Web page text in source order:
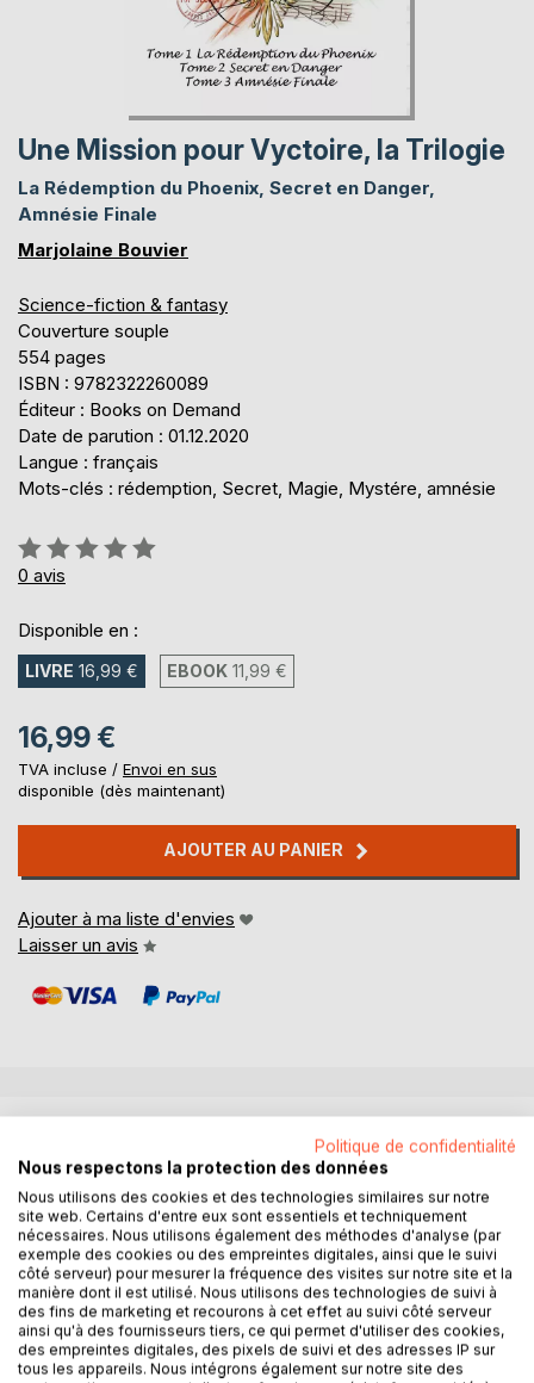
Une Mission pour Vyctoire, la Trilogie
La Rédemption du Phoenix, Secret en Danger,
Amnésie Finale
Marjolaine Bouvier
Science-fiction & fantasy
Couverture souple
554 pages
ISBN : 9782322260089
Éditeur : Books on Demand
Date de parution : 01.12.2020
Langue : français
Mots-clés : rédemption, Secret, Magie, Mystére, amnésie
Évaluation:
0%
0 avis
Disponible en :
LIVRE 16,99 € EBOOK 11,99 €
16,99 €
TVA incluse / Envoi en sus
disponible (dès maintenant)
AJOUTER AU PANIER
Ajouter à ma liste d'envies
Laisser un avis
Elle : c'est un être Inter-dimensionnel
Lui : c'est le Phoenix
Elle a une mission : le sauver
Lui fera t'il confiance ?
Elle et Lui vont devoir faire face à la menace.
Vont ils succomber ?
Mystère
Magie
Politique de confidentialité
Nous respectons la protection des données
Nous utilisons des cookies et des technologies similaires sur notre
site web. Certains d'entre eux sont essentiels et techniquement
nécessaires. Nous utilisons également des méthodes d'analyse (par
exemple des cookies ou des empreintes digitales, ainsi que le suivi
côté serveur) pour mesurer la fréquence des visites sur notre site et la
manière dont il est utilisé. Nous utilisons des technologies de suivi à
des fins de marketing et recourons à cet effet au suivi côté serveur
ainsi qu'à des fournisseurs tiers, ce qui permet d'utiliser des cookies,
des empreintes digitales, des pixels de suivi et des adresses IP sur
tous les appareils. Nous intégrons également sur notre site des